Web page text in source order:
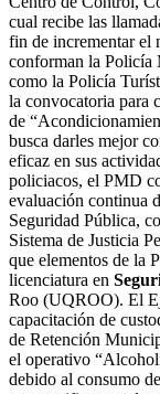
cual recibe las
fin de incrementar el
conforman la Policía
como la Policía
la convocatoria para
de
busca darles mejor
eficaz en sus
policiacos, el PMD
evaluación continua
Seguridad Pública,
Sistema de Justicia
que elementos de la
licenciatura en
Roo (UQROO). El
capacitación de
de Retención
el operativo
debido al consumo